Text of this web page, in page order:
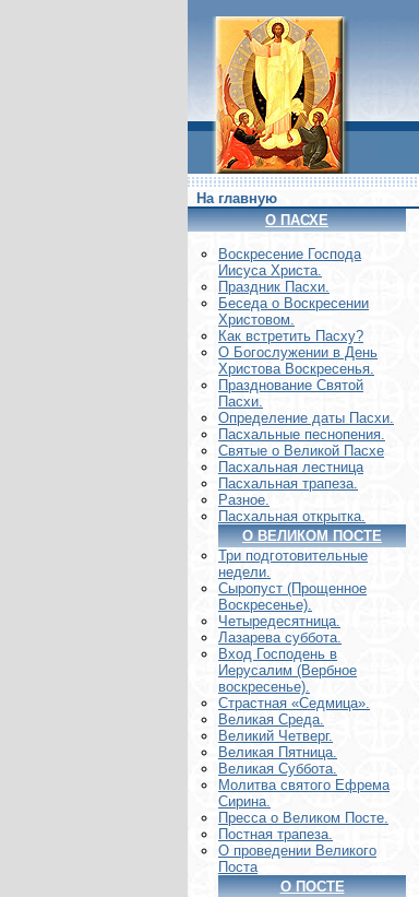
На главную
О ПАСХЕ
Воскреcение Господа
Иисуса Христа.
Праздник Пасхи.
Беседа о Воскресении
Христовом.
Как встретить Пасху?
О Богослужении в День
Христова Воскресенья.
Празднование Святой
Пасхи.
Определение даты Пасхи.
Пасхальные песнопения.
Святые о Великой Пасхе
Пасхальная лестница
Пасхальная трапеза.
Разное.
Пасхальная открытка.
О ВЕЛИКОМ ПОСТЕ
Три подготовительные
недели.
Сыропуст (Прощенное
Воскресенье).
Четыредесятница.
Лазарева суббота.
Вход Господень в
Иерусалим (Вербное
воскресенье).
Страстная «Седмица».
Великая Среда.
Великий Четверг.
Великая Пятница.
Великая Суббота.
Молитва святого Ефрема
Сирина.
Пресса о Великом Посте.
Постная трапеза.
О проведении Великого
Поста
О ПОСТЕ